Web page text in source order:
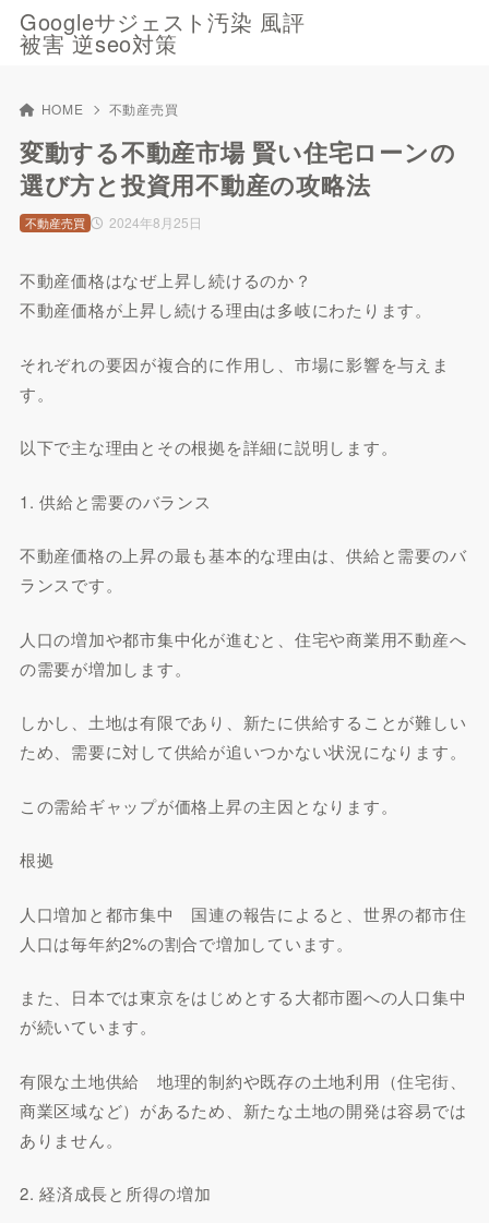
Googleサジェスト汚染 風評
被害 逆seo対策
HOME 不動産売買
変動する不動産市場 賢い住宅ローンの
選び方と投資用不動産の攻略法
2024年8月25日
不動産売買
不動産価格はなぜ上昇し続けるのか？
不動産価格が上昇し続ける理由は多岐にわたります。
それぞれの要因が複合的に作用し、市場に影響を与えま
す。
以下で主な理由とその根拠を詳細に説明します。
1. 供給と需要のバランス
不動産価格の上昇の最も基本的な理由は、供給と需要のバ
ランスです。
人口の増加や都市集中化が進むと、住宅や商業用不動産へ
の需要が増加します。
しかし、土地は有限であり、新たに供給することが難しい
ため、需要に対して供給が追いつかない状況になります。
この需給ギャップが価格上昇の主因となります。
根拠
人口増加と都市集中 国連の報告によると、世界の都市住
人口は毎年約2%の割合で増加しています。
また、日本では東京をはじめとする大都市圏への人口集中
が続いています。
有限な土地供給 地理的制約や既存の土地利用（住宅街、
商業区域など）があるため、新たな土地の開発は容易では
ありません。
2. 経済成長と所得の増加